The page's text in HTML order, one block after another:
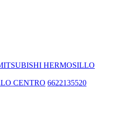
HERMOSILLO
CENTRO 6622135520